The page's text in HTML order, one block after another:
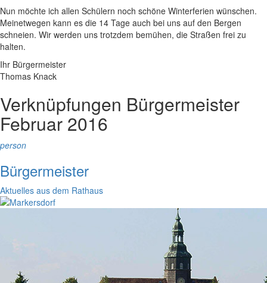
Nun möchte ich allen Schülern noch schöne Winterferien wünschen.
Meinetwegen kann es die 14 Tage auch bei uns auf den Bergen
schneien. Wir werden uns trotzdem bemühen, die Straßen frei zu
halten.
Ihr Bürgermeister
Thomas Knack
Verknüpfungen Bürgermeister
Februar 2016
person
Bürgermeister
Aktuelles aus dem Rathaus